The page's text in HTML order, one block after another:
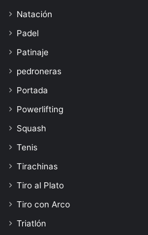
Natación
Padel
Patinaje
pedroneras
Portada
Powerlifting
Squash
Tenis
Tirachinas
Tiro al Plato
Tiro con Arco
Triatlón